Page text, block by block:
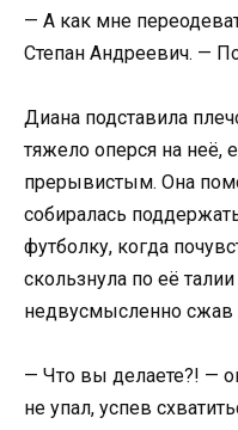
— А как мне
Степан Андреевич. —
Диана подставила
тяжело оперся на неё,
прерывистым. Она
собиралась
футболку, когда
скользнула по её
недвусмысленно сжав
— Что вы делаете?! —
не упал, успев